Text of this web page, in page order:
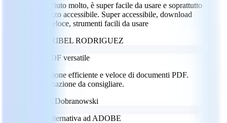
Mi è piaciuto molto, è super facile da usare e soprattutto
a un prezzo accessibile. Super accessibile, download
dei file veloce, strumenti facili da usare
MARIBEL RODRIGUEZ
Editor PDF versatile
Elaborazione efficiente e veloce di documenti PDF.
Un'applicazione da consigliare.
Greg Dobranowski
Ottima alternativa ad ADOBE